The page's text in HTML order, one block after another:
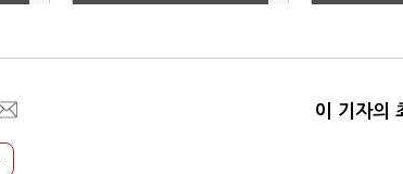
이트레이드證
이 기자의